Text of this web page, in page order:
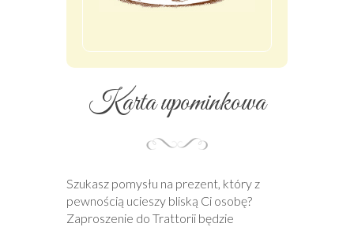
Karta upominkowa
Szukasz pomysłu na prezent, który z
pewnością ucieszy bliską Ci osobę?
Zaproszenie do Trattorii będzie